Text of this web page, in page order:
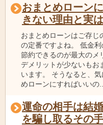
おまとめローン
きない理由と実
おまとめローンはご存じ
の定番ですよね。 低金
節約できるのが最大のメ
デメリットが少ないもお
います。 そうなると、
めローンにすればいいの...
運命の相手は結
を騙し取るその